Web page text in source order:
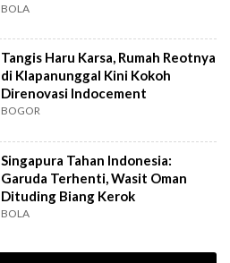
BOLA
Tangis Haru Karsa, Rumah Reotnya
di Klapanunggal Kini Kokoh
Direnovasi Indocement
BOGOR
Singapura Tahan Indonesia:
Garuda Terhenti, Wasit Oman
Dituding Biang Kerok
BOLA